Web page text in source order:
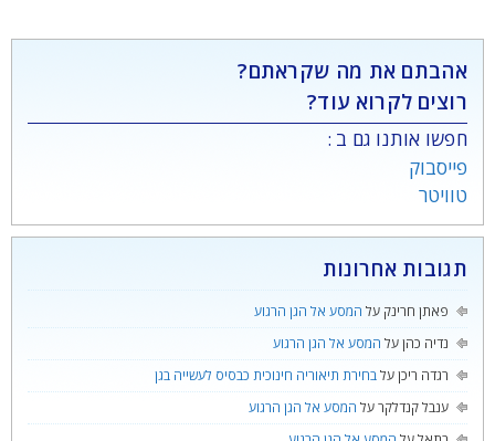
אהבתם את מה שקראתם?
רוצים לקרוא עוד?
חפשו אותנו גם ב :
פייסבוק
טוויטר
תגובות אחרונות
פאתן חרינק על המסע אל הגן הרגוע
נדיה כהןעל המסע אל הגן הרגוע
רגדה ריכןעלבחירת תיאוריה חינוכית כבסיס לעשייה בגן
ענבל קנדלקרעל המסע אל הגן הרגוע